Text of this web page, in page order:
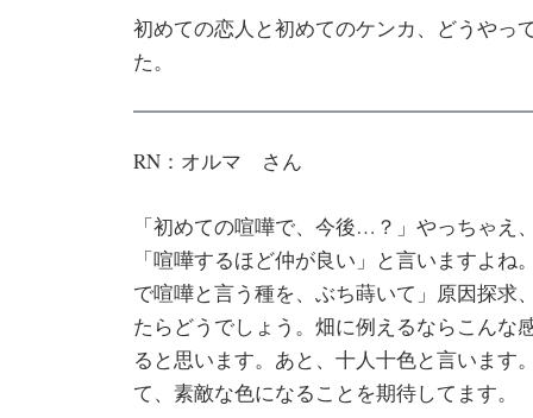
初めての恋人と初めてのケンカ、どうやっ
た。
RN：オルマ さん
「初めての喧嘩で、今後…？」やっちゃえ
「喧嘩するほど仲が良い」と言いますよ
で喧嘩と言う種を、ぶち蒔いて」原因探求
たらどうでしょう。畑に例えるならこんな
ると思います。あと、十人十色と言います
て、素敵な色になることを期待してます。